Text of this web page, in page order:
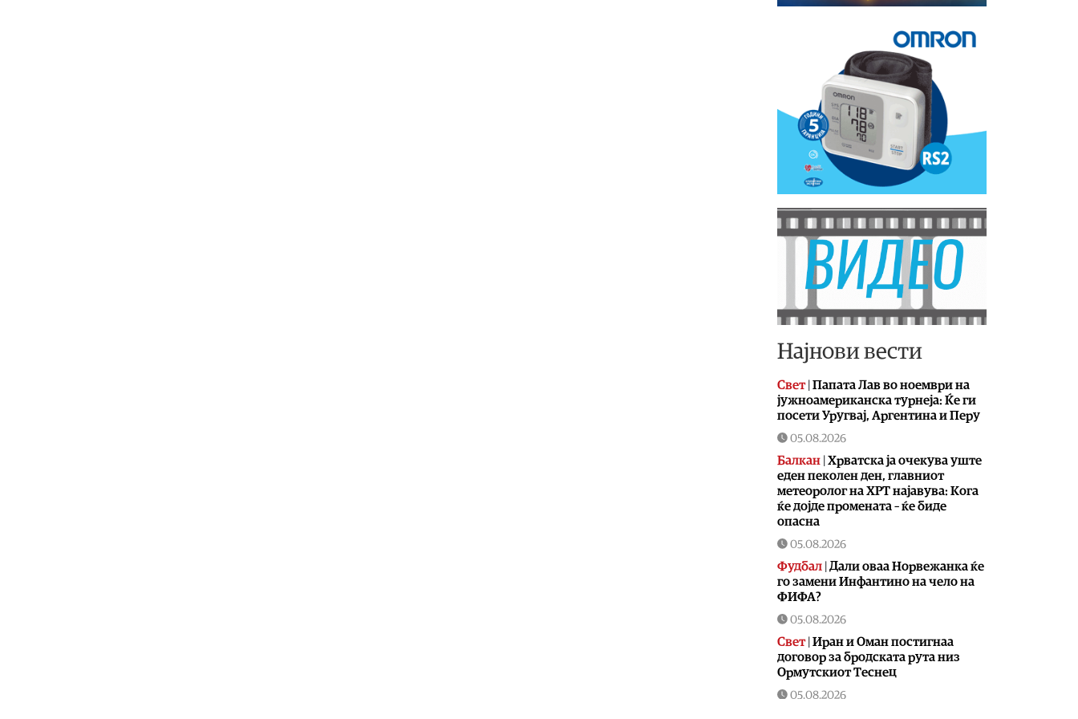
Најнови вести
Свет| Папата Лав во ноември на
јужноамериканска турнеја: Ќе ги
посети Уругвај, Аргентина и Перу
05.08.2026
Балкан | Хрватска ја очекува уште
еден пеколен ден, главниот
метеоролог на ХРТ најавува: Кога
ќе дојде промената – ќе биде
опасна
05.08.2026
Фудбал | Дали оваа Норвежанка ќе
го замени Инфантино на чело на
ФИФА?
05.08.2026
Свет| Иран и Оман постигнаа
договор за бродската рута низ
Ормутскиот Теснец
05.08.2026